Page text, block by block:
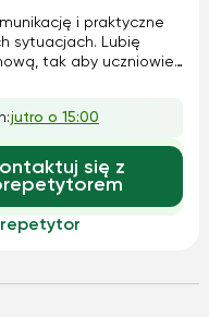
i praktyczne
sytuacjach. Lubię
tak aby uczniowie
rozumieli
Zawsze
jutro o 15:00
się z